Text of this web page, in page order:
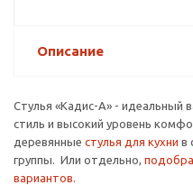
Описание
Стулья «Кадис-А» - идеальный
стиль и высокий уровень
деревянные стулья для кухни в
группы. Или отдельно,
вариантов.